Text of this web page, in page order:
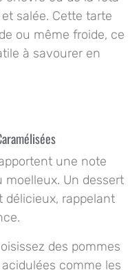
salée. Cette tarte
ou même froide, ce
à savourer en
une note
moelleux. Un dessert
délicieux, rappelant
des pommes
comme les